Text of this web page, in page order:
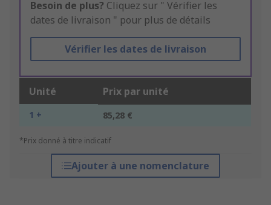
Besoin de plus? Cliquez sur " Vérifier les
dates de livraison " pour plus de détails
Vérifier les dates de livraison
Unité Prix par unité
1 + 85,28 €
*Prix donné à titre indicatif
Ajouter à une nomenclature